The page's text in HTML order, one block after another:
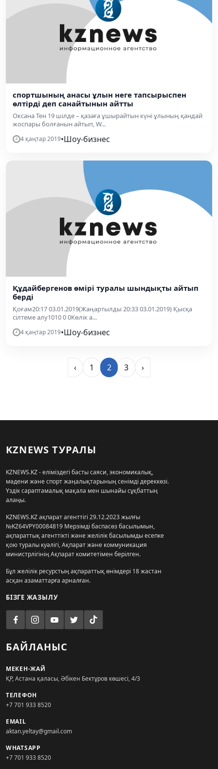
спортшының анасы ұлын неге тапсырыспен
өлтірді деп санайтынын айтты
Оксана Тен 19 шілде – қазаға ұшырайтын күні ұлының қандай
жоспары болғанын айтып, W...
4 қаңтар 2019•Шоу-бизнес
Құдайбергенов өмірі туралы шындықты айтып
берді
Қоғам20:17 03.01.2019(Жаңартылды 20:33 03.01.2019) Қысқа
сілтеме алу1010 0 0Көлік а...
4 қаңтар 2019•Шоу-бизнес
‹ 1 2 3 ›
KZNEWS ТУРАЛЫ
KZNEWS.KZ - еліміздегі басты саяси, экономикалық,
мәдени және спорт жаңалықтарының сенімді дереккөзі.
Үздік сараптамалық мақала мен шынайы сұқбаттың
алаңы.
KZNEWS.KZ ақпарат агенттігі 29.12.2023 жылғы
№KZ64VPY00084819 Мерзімді баспасөз басылымын,
ақпараттық агенттікті және желілік басылымды есепке
қою туралы куәлігі, Ақпарат және коммуникация
министрлігінің Ақпарат комитетімен берілген.
Бұл желілік ресурстың ақпараттық өнімдері 18 жастан
асқан азаматтарға арналған.
БІЗГЕ ЖАЗЫЛУ
БАЙЛАНЫС
МЕКЕН-ЖАЙ
ҚР, Астана қаласы, Әбікен Бектұров көшесі, 4/3
ТЕЛЕФОН
+7 701 933 8520
EMAIL
aktan.yeltay@gmail.com
WHATSAPP
+7 701 933 8520